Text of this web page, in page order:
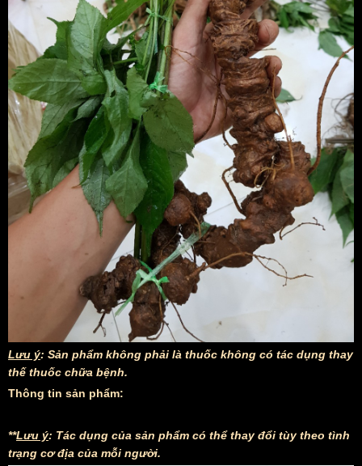
Lưu ý: Sản phẩm không phải là thuốc không có tác dụng thay
thế thuốc chữa bệnh.
Thông tin sản phẩm:
**Lưu ý: Tác dụng của sản phẩm có thể thay đổi tùy theo tình
trạng cơ địa của mỗi người.